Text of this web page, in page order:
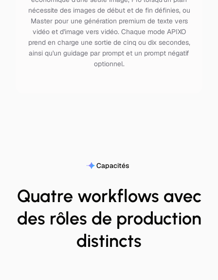
nécessite des images de début et de fin définies, ou
Master pour une génération premium de texte vers
vidéo et d'image vers vidéo. Chaque mode APIXO
prend en charge une sortie de cinq ou dix secondes,
ainsi qu'un guidage par prompt et un prompt négatif
optionnel.
Capacités
Quatre workflows avec
des rôles de production
distincts